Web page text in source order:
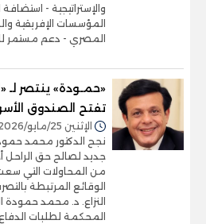
والإستراتيجية -
المؤسسات الإفريقية
المصري - دعم مستمر
«حمـودة» ينتصر لـ
تفتح الصندوق
الإثنين 25/مايو/2026 - 04:20 م
نجح الدكتور محمد
جديد لصالح حق
من المحاولات التي
الوقائع المرتبطة
النزاع. د. محمد حمودة
المحكمة لطلبات